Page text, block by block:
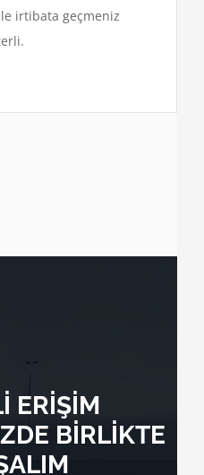
irtibata geçmeniz
ERİŞİM
BİRLİKTE